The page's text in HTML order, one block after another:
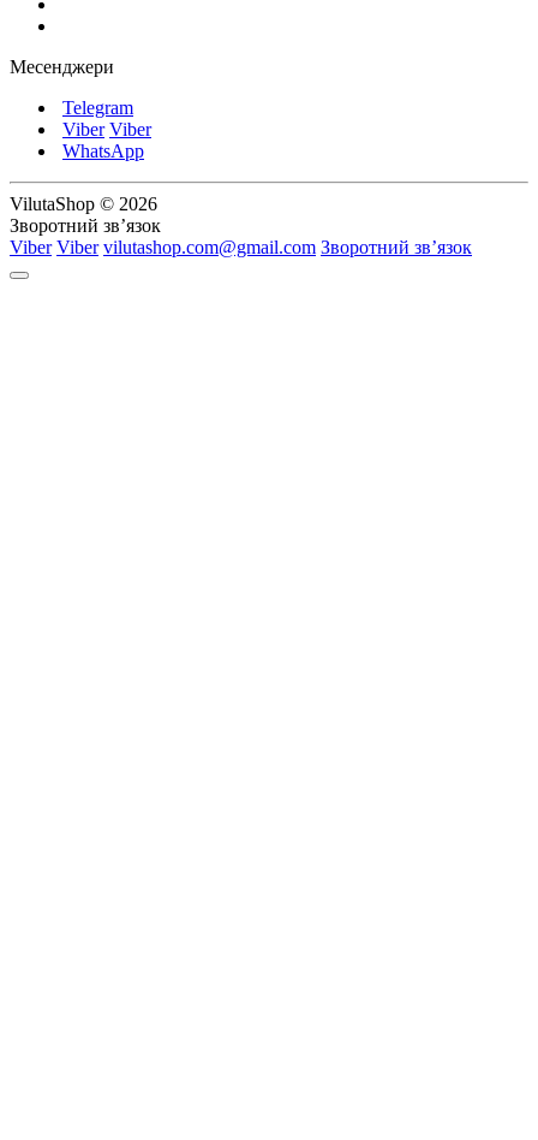
Месенджери
Telegram
Viber Viber
WhatsApp
VilutaShop © 2026
Зворотний зв’язок
Viber Viber vilutashop.com@gmail.com Зворотний зв’язок